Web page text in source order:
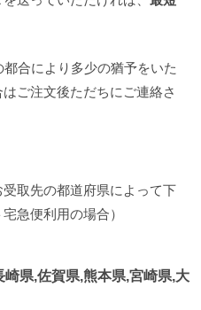
合により多少の猶予をいた
ご注文後ただちにご連絡さ
取先の都道府県によって下
急便利用の場合）
県,佐賀県,熊本県,宮崎県,大